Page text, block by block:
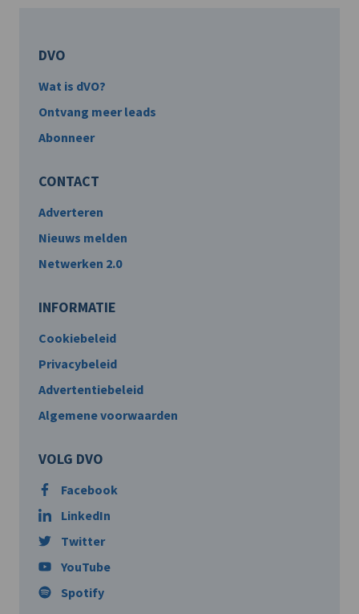
DVO
Wat is dVO?
Ontvang meer leads
Abonneer
CONTACT
Adverteren
Nieuws melden
Netwerken 2.0
INFORMATIE
Cookiebeleid
Privacybeleid
Advertentiebeleid
Algemene voorwaarden
VOLG DVO
Facebook
LinkedIn
Twitter
YouTube
Spotify